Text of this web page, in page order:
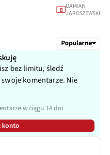
0 DAMIAN
JAROSZEWSKI
Popularne
bez limitu, śledź
komentarze. Nie
w ciągu 14 dni
konto